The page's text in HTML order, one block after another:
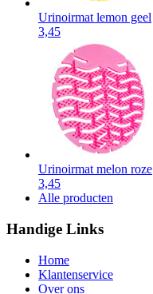
Urinoirmat lemon geel
3,45
Urinoirmat melon roze
3,45
Alle producten
Handige Links
Home
Klantenservice
Over ons